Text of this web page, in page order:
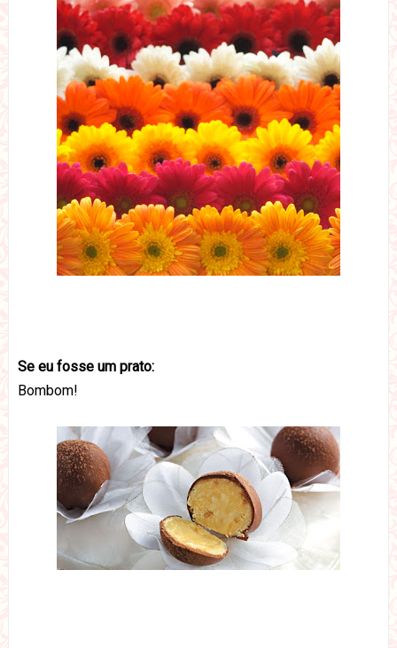
Se eu fosse um prato:
Bombom!